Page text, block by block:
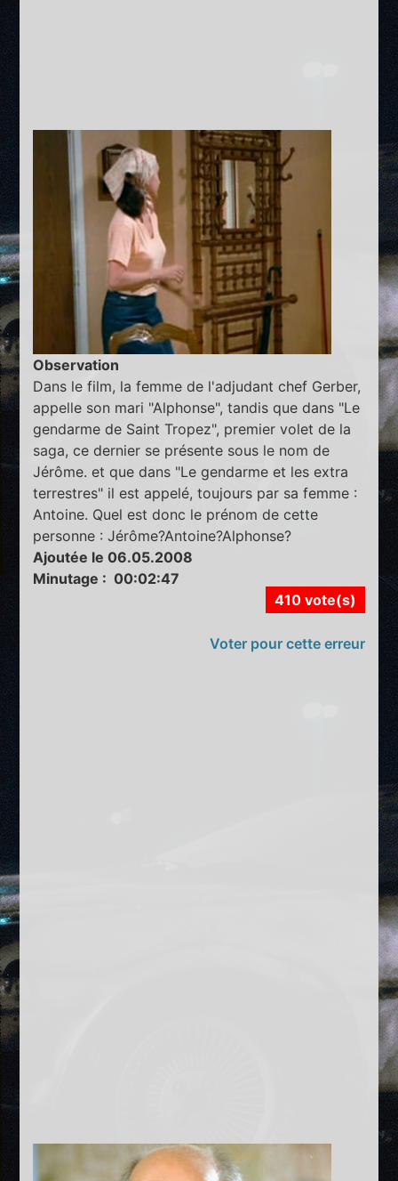
Observation
Dans le film, la femme de l'adjudant chef Gerber,
appelle son mari "Alphonse", tandis que dans "Le
gendarme de Saint Tropez", premier volet de la
saga, ce dernier se présente sous le nom de
Jérôme. et que dans "Le gendarme et les extra
terrestres" il est appelé, toujours par sa femme :
Antoine. Quel est donc le prénom de cette
personne : Jérôme?Antoine?Alphonse?
Ajoutée le 06.05.2008
Minutage : 00:02:47
410 vote(s)
Voter pour cette erreur